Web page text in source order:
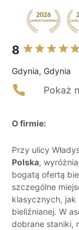
8
Gdynia, Gdynia
Pokaż
O firmie:
Przy ulicy
Polska,
bogatą ofertą
szczególne
klasycznych, jak
bieliźnianej. W
dobrane staniki,